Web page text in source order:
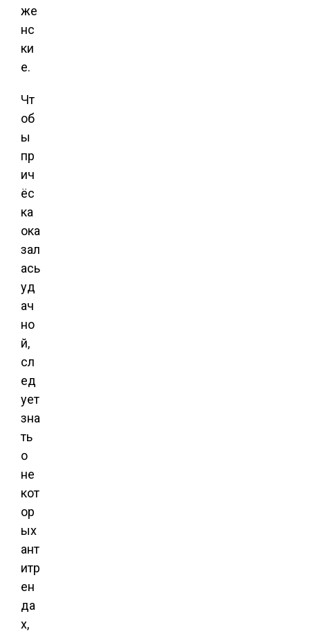
же
нс
ки
е.
Чт
об
ы
пр
ич
ёс
ка
ока
зал
ась
уд
ач
но
й,
сл
ед
ует
зна
ть
о
не
кот
ор
ых
ант
итр
ен
да
х,